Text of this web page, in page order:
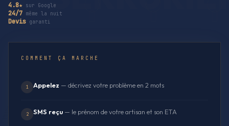
4.8★ sur Google
24/7 même la nuit
Devis garanti
COMMENT ÇA MARCHE
1 Appelez — décrivez votre problème en 2 mots
2 SMS reçu — le prénom de votre artisan et son ETA